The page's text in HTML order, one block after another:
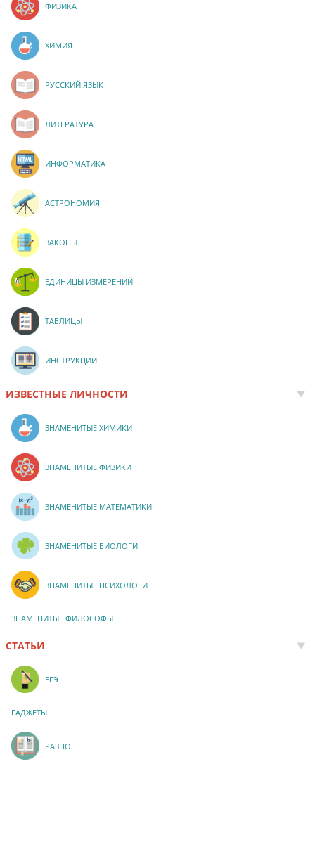
ФИЗИКА
ХИМИЯ
РУССКИЙ ЯЗЫК
ЛИТЕРАТУРА
ИНФОРМАТИКА
АСТРОНОМИЯ
ЗАКОНЫ
ЕДИНИЦЫ ИЗМЕРЕНИЙ
ТАБЛИЦЫ
ИНСТРУКЦИИ
ИЗВЕСТНЫЕ ЛИЧНОСТИ
ЗНАМЕНИТЫЕ ХИМИКИ
ЗНАМЕНИТЫЕ ФИЗИКИ
ЗНАМЕНИТЫЕ МАТЕМАТИКИ
ЗНАМЕНИТЫЕ БИОЛОГИ
ЗНАМЕНИТЫЕ ПСИХОЛОГИ
ЗНАМЕНИТЫЕ ФИЛОСОФЫ
СТАТЬИ
ЕГЭ
ГАДЖЕТЫ
РАЗНОЕ